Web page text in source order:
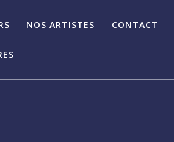
NOS ARTISTES CONTACT